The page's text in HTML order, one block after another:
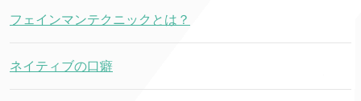
フェインマンテクニックとは？
ネイティブの口癖